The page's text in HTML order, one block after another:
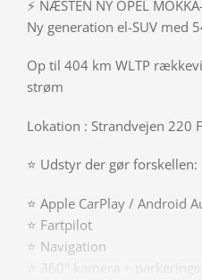
⚡ NÆSTEN NY OPEL
Ny generation el-SUV med
Op til 404 km WLTP
strøm
Lokation : Strandvejen 220
⭐ Udstyr der gør forskellen:
⭐ Apple CarPlay / Android
⭐ Fartpilot
⭐ Navigation
⭐ 360° kamera +